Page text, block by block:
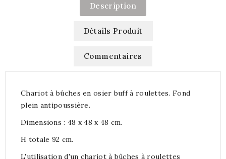
Description
Détails Produit
Commentaires
Chariot à bûches en osier buff à roulettes. Fond
plein antipoussière.
Dimensions : 48 x 48 x 48 cm.
H totale 92 cm.
L'utilisation d'un chariot à bûches à roulettes